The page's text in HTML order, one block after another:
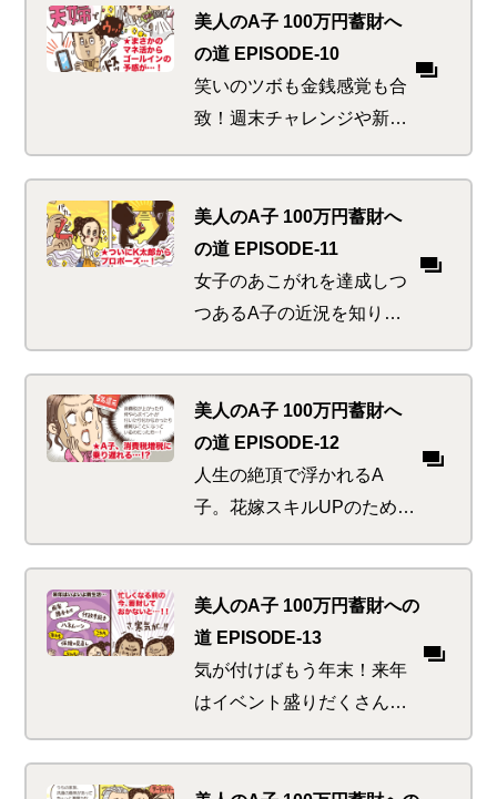
出会いと奇遇な共通点の
数々。これは偶然か、必然
か！？
美人のA子 100万円蓄財へ
の道 EPISODE-10
笑いのツボも金銭感覚も合
致！週末チャレンジや新ネ
タ公開も同じ価値観！なか
なかの優良物件をみごと仕
留めたA子の行き先はいか
に
美人のA子 100万円蓄財へ
の道 EPISODE-11
女子のあこがれを達成しつ
つあるA子の近況を知り、
友人たちはお祝いハッスル
ムード。しかし彼女らは知
っていた、金の切れ目が縁
の切れ目であることを…
美人のA子 100万円蓄財へ
の道 EPISODE-12
人生の絶頂で浮かれるA
子。花嫁スキルUPのためハ
ッスルするも何か重要なこ
とを忘れている気が…。マ
ネ活美人にあってはならぬ
税にまつわるお得の乗り遅
れピンチ！
美人のA子 100万円蓄財への
道 EPISODE-13
気が付けばもう年末！来年
はイベント盛りだくさんで
目の回るような忙しさが予
想されるため、新しい蓄財